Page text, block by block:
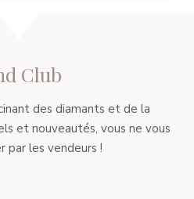
Club
des diamants et de la
et nouveautés, vous ne vous
par les vendeurs !